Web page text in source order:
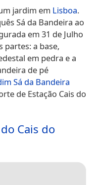
jardim em Lisboa.
Sá da Bandeira ao
em 31 de Julho
partes: a base,
em pedra e a
de pé
Sá da Bandeira
de Estação Cais do
Cais do